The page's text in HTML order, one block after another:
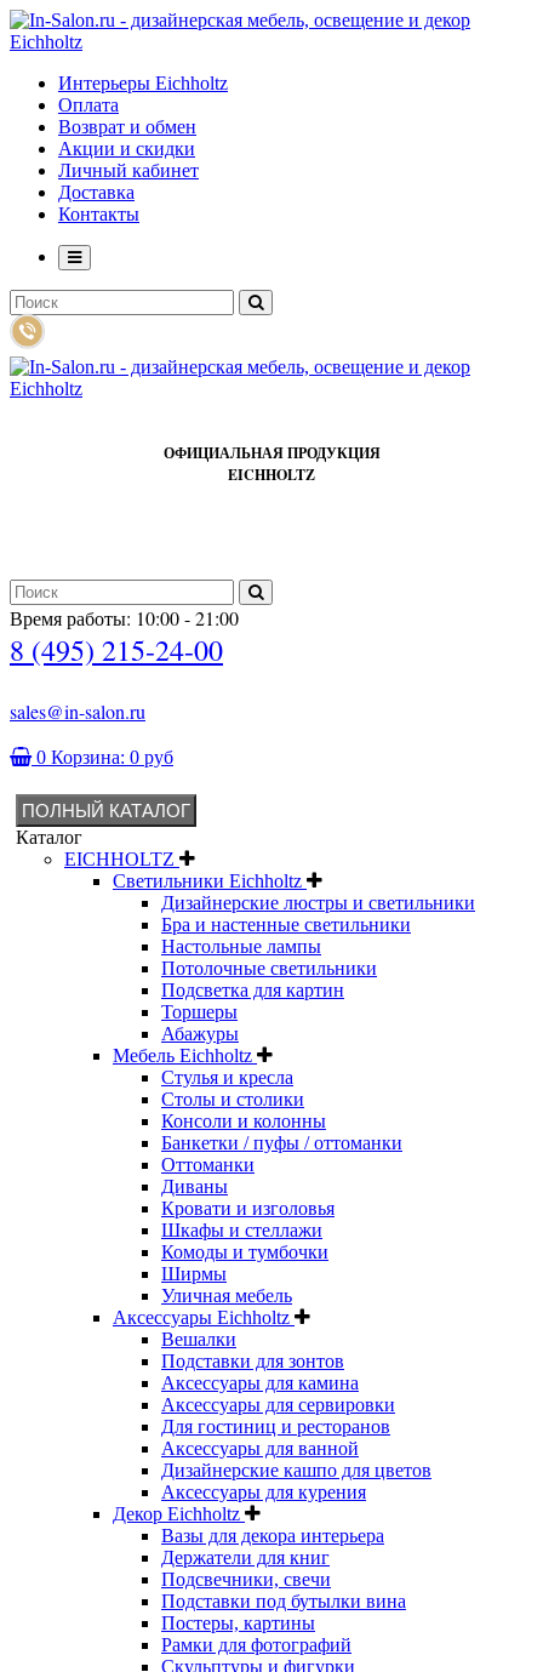
Интерьеры Eichholtz
Оплата
Возврат и обмен
Акции и скидки
Личный кабинет
Доставка
Контакты
ОФИЦИАЛЬНАЯ ПРОДУКЦИЯ
EICHHOLTZ
Время работы: 10:00 - 21:00
8 (495) 215-24-00
sales@in-salon.ru
0 Корзина: 0 руб
ПОЛНЫЙ КАТАЛОГ
Каталог
EICHHOLTZ
Светильники Eichholtz
Дизайнерские люстры и светильники
Бра и настенные светильники
Настольные лампы
Потолочные светильники
Подсветка для картин
Торшеры
Абажуры
Мебель Eichholtz
Стулья и кресла
Столы и столики
Консоли и колонны
Банкетки / пуфы / оттоманки
Оттоманки
Диваны
Кровати и изголовья
Шкафы и стеллажи
Комоды и тумбочки
Ширмы
Уличная мебель
Аксессуары Eichholtz
Вешалки
Подставки для зонтов
Аксессуары для камина
Аксессуары для сервировки
Для гостиниц и ресторанов
Аксессуары для ванной
Дизайнерские кашпо для цветов
Аксессуары для курения
Декор Eichholtz
Вазы для декора интерьера
Держатели для книг
Подсвечники, свечи
Подставки под бутылки вина
Постеры, картины
Рамки для фотографий
Скульптуры и фигурки